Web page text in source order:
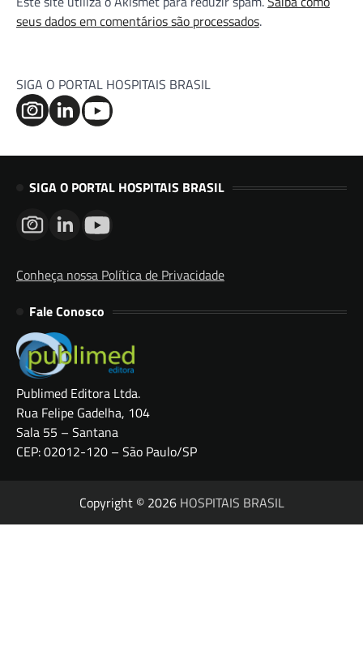
seus dados em comentários são processados.
SIGA O PORTAL HOSPITAIS BRASIL
SIGA O PORTAL HOSPITAIS BRASIL
Conheça nossa Política de Privacidade
Fale Conosco
Publimed Editora Ltda.
Rua Felipe Gadelha, 104
Sala 55 – Santana
CEP: 02012-120 – São Paulo/SP
Copyright © 2026 HOSPITAIS BRASIL